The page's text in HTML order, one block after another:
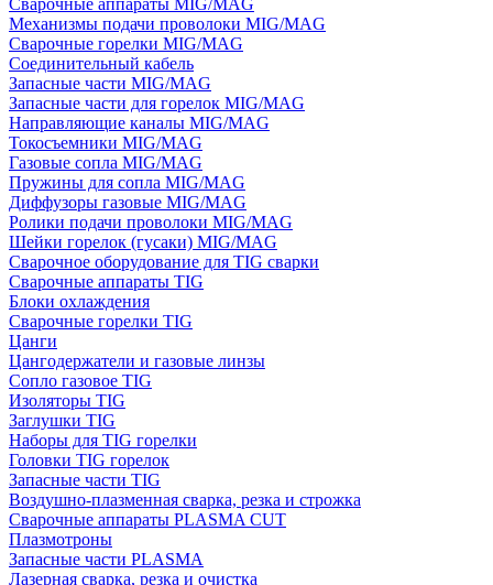
Сварочные аппараты MIG/MAG
Механизмы подачи проволоки MIG/MAG
Сварочные горелки MIG/MAG
Соединительный кабель
Запасные части MIG/MAG
Запасные части для горелок MIG/MAG
Направляющие каналы MIG/MAG
Токосъемники MIG/MAG
Газовые сопла MIG/MAG
Пружины для сопла MIG/MAG
Диффузоры газовые MIG/MAG
Ролики подачи проволоки MIG/MAG
Шейки горелок (гусаки) MIG/MAG
Сварочное оборудование для TIG сварки
Сварочные аппараты TIG
Блоки охлаждения
Сварочные горелки TIG
Цанги
Цангодержатели и газовые линзы
Сопло газовое TIG
Изоляторы TIG
Заглушки TIG
Наборы для TIG горелки
Головки TIG горелок
Запасные части TIG
Воздушно-плазменная сварка, резка и строжка
Сварочные аппараты PLASMA CUT
Плазмотроны
Запасные части PLASMA
Лазерная сварка, резка и очистка